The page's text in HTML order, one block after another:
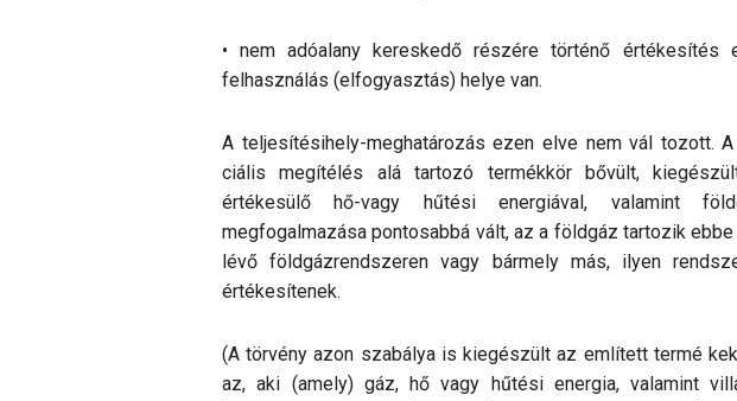
• nem adóalany kereskedő részére történő
felhasználás (elfogyasztás) helye van.
A teljesítésihely-meghatározás ezen elve nem vál tozott.
ciális megítélés alá tartozó termékkör bővült,
értékesülő hő-vagy hűtési energiával, valamint
megfogalmazása pontosabbá vált, az a földgáz tartozik
lévő földgázrendszeren vagy bármely más, ilyen
értékesítenek.
(A törvény azon szabálya is kiegészült az említett termé
az, aki (amely) gáz, hő vagy hűtési energia, valamint